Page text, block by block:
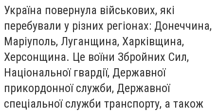
Україна повернула військових, які
перебували у різних регіонах: Донеччина,
Маріуполь, Луганщина, Харківщина,
Херсонщина. Це воїни Збройних Сил,
Національної гвардії, Державної
прикордонної служби, Державної
спеціальної служби транспорту, а також